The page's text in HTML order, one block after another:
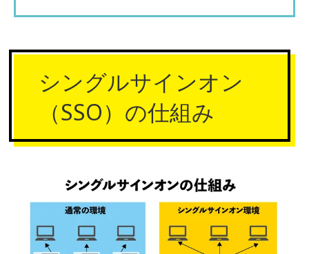
シングルサインオン
（SSO）の仕組み